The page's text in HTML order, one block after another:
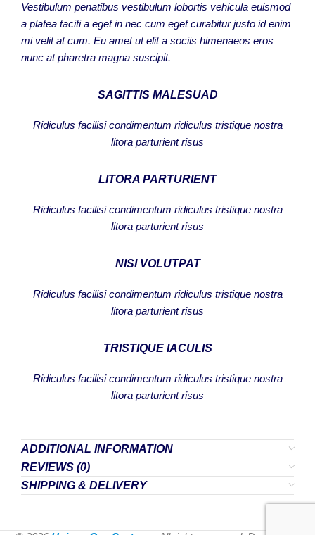
Vestibulum penatibus vestibulum lobortis vehicula euismod
a platea taciti a eget in nec cum eget curabitur justo id enim
mi velit at cum. Eu amet ut elit a sociis himenaeos eros
nunc at pharetra magna suscipit.
SAGITTIS MALESUAD
Ridiculus facilisi condimentum ridiculus tristique nostra
litora parturient risus
LITORA PARTURIENT
Ridiculus facilisi condimentum ridiculus tristique nostra
litora parturient risus
NISI VOLUTPAT
Ridiculus facilisi condimentum ridiculus tristique nostra
litora parturient risus
TRISTIQUE IACULIS
Ridiculus facilisi condimentum ridiculus tristique nostra
litora parturient risus
ADDITIONAL INFORMATION
REVIEWS (0)
SHIPPING & DELIVERY